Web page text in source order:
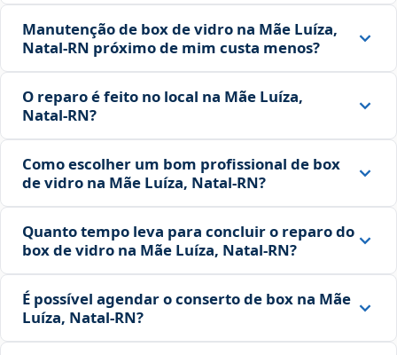
Manutenção de box de vidro na Mãe Luíza,
Natal‑RN próximo de mim custa menos?
O reparo é feito no local na Mãe Luíza,
Natal‑RN?
Como escolher um bom profissional de box
de vidro na Mãe Luíza, Natal‑RN?
Quanto tempo leva para concluir o reparo do
box de vidro na Mãe Luíza, Natal‑RN?
É possível agendar o conserto de box na Mãe
Luíza, Natal‑RN?